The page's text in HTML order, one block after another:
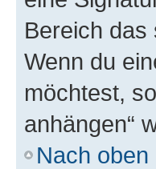
Bereich das
Wenn du
möchtest,
anhängen“
Nach oben